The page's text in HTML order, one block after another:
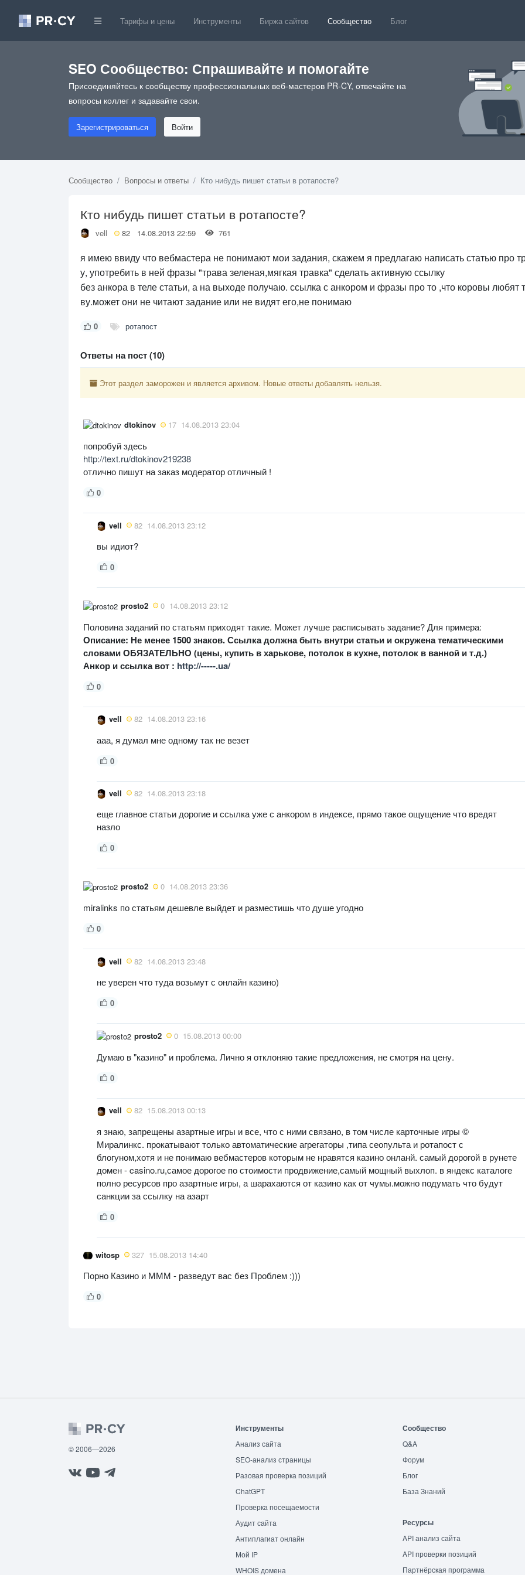
Тарифы и цены Инструменты Биржа сайтов Сообщество Блог
SEO Сообщество: Спрашивайте и помогайте
Присоединяйтесь к сообществу профессиональных веб-мастеров PR-CY, отвечайте на
вопросы коллег и задавайте свои.
Зарегистрироваться Войти
Сообщество Вопросы и ответы Кто нибудь пишет статьи в ротапосте?
Кто нибудь пишет статьи в ротапосте?
vell 82 14.08.2013 22:59 761
я имею ввиду что вебмастера не понимают мои задания, скажем я предлагаю написать статью про
у, употребить в ней фразы "трава зеленая,мягкая травка" сделать активную ссылку
без анкора в теле статьи, а на выходе получаю. ссылка с анкором и фразы про то ,что коровы любят
ву.может они не читают задание или не видят его,не понимаю
0 ротапост
Ответы на пост (10)
Этот раздел заморожен и является архивом. Новые ответы добавлять нельзя.
dtokinov 17 14.08.2013 23:04
попробуй здесь
http://text.ru/dtokinov219238
отлично пишут на заказ модератор отличный !
0
vell 82 14.08.2013 23:12
вы идиот?
0
prosto2 0 14.08.2013 23:12
Половина заданий по статьям приходят такие. Может лучше расписывать задание? Для примера:
Описание: Не менее 1500 знаков. Ссылка должна быть внутри статьи и окружена тематическими
словами ОБЯЗАТЕЛЬНО (цены, купить в харькове, потолок в кухне, потолок в ванной и т.д.)
Анкор и ссылка вот : http://-----.ua/
0
vell 82 14.08.2013 23:16
ааа, я думал мне одному так не везет
0
vell 82 14.08.2013 23:18
еще главное статьи дорогие и ссылка уже с анкором в индексе, прямо такое ощущение что вредят
назло
0
prosto2 0 14.08.2013 23:36
miralinks по статьям дешевле выйдет и разместишь что душе угодно
0
vell 82 14.08.2013 23:48
не уверен что туда возьмут с онлайн казино)
0
prosto2 0 15.08.2013 00:00
Думаю в "казино" и проблема. Лично я отклоняю такие предложения, не смотря на цену.
0
vell 82 15.08.2013 00:13
я знаю, запрещены азартные игры и все, что с ними связано, в том числе карточные игры ©
Миралинкс. прокатывают только автоматические агрегаторы ,типа сеопульта и ротапост с
блогуном,хотя и не понимаю вебмастеров которым не нравятся казино онланй. самый дорогой в рунете
домен - casino.ru,самое дорогое по стоимости продвижение,самый мощный выхлоп. в яндекс каталоге
полно ресурсов про азартные игры, а шарахаются от казино как от чумы.можно подумать что будут
санкции за ссылку на азарт
0
witosp 327 15.08.2013 14:40
Порно Казино и МММ - разведут вас без Проблем :)))
0
© 2006—2026
Инструменты
Анализ сайта
SEO-анализ страницы
Разовая проверка позиций
ChatGPT
Проверка посещаемости
Аудит сайта
Антиплагиат онлайн
Мой IP
WHOIS домена
Сообщество
Q&A
Форум
Блог
База Знаний
Ресурсы
API анализ сайта
API проверки позиций
Партнёрская программа